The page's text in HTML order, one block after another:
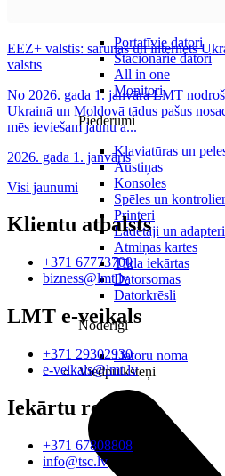
Portatīvie datori
Stacionārie datori
All in one
Monitori
Piederumi
Klaviatūras un
Austiņas
Konsoles
Spēles un
Printeri
Lādētāji un adapteri
Atmiņas kartes
Tīkla iekārtas
Datorsomas
Datorkrēsli
Noderīgi
Datoru noma
Viedpulksteņi
EEZ+ valstis: sarunas un internets
valstīs
No 2026. gada 1. janvāra LMT
Ukrainā un Moldovā tādus pašus
mēs ieviešam jaunu a...
2026. gada 1. janvāris
Visi jaunumi
Klientu atbalsts
+371 67773700
bizness@lmt.lv
LMT e-veikals
+371 29302930
e-veikals@lmt.lv
Iekārtu remonts
+371 67808808
info@tsc.lv